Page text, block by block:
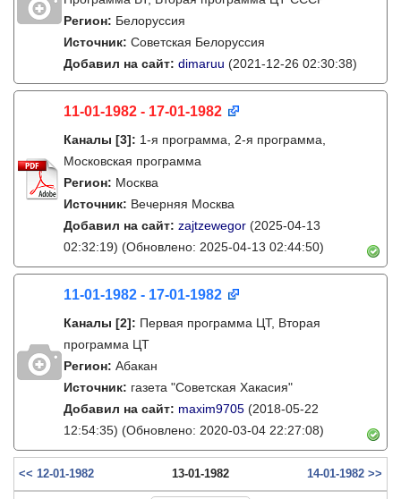
Регион: Белоруссия
Источник: Советская Белоруссия
Добавил на сайт: dimaruu (2021-12-26 02:30:38)
11-01-1982 - 17-01-1982
Каналы [3]: 1-я программа, 2-я программа,
Московская программа
Регион: Москва
Источник: Вечерняя Москва
Добавил на сайт: zajtzewegor (2025-04-13
02:32:19) (Обновлено: 2025-04-13 02:44:50)
11-01-1982 - 17-01-1982
Каналы [2]: Первая программа ЦТ, Вторая
программа ЦТ
Регион: Абакан
Источник: газета "Советская Хакасия"
Добавил на сайт: maxim9705 (2018-05-22
12:54:35) (Обновлено: 2020-03-04 22:27:08)
<< 12-01-1982 13-01-1982 14-01-1982 >>